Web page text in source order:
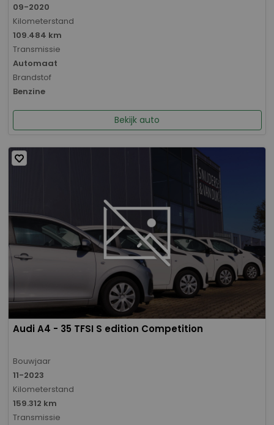
09-2020
Kilometerstand
109.484 km
Transmissie
Automaat
Brandstof
Benzine
Bekijk auto
Audi A4 - 35 TFSI S edition Competition
Bouwjaar
11-2023
Kilometerstand
159.312 km
Transmissie